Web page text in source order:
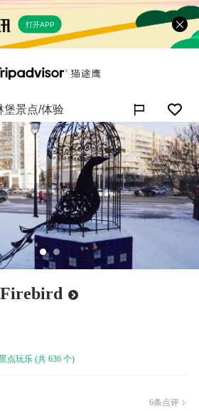
打开APP
堡景点/体验
点玩乐 (共 636 个)
6条点评 